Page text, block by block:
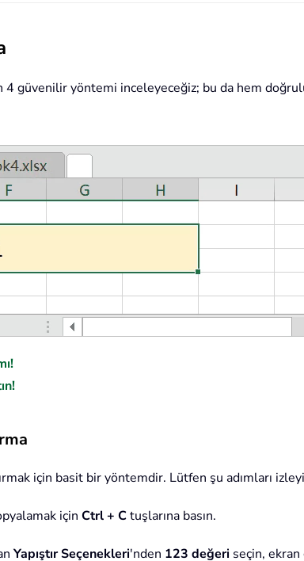
güvenilir yöntemi inceleyeceğiz; bu da hem
için basit bir yöntemdir. Lütfen şu adımları
için Ctrl + Ctuşlarına basın.
Yapıştır Seçenekleri'nden 123 değeri seçin,